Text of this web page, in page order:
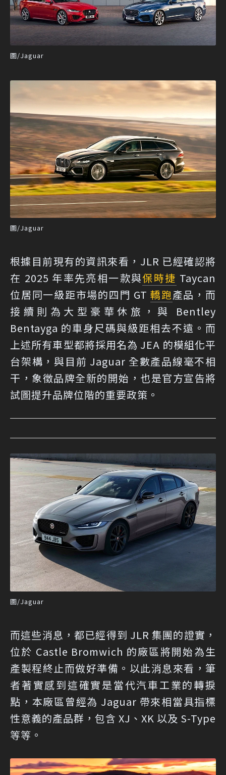
圖/Jaguar
圖/Jaguar
根據目前現有的資訊來看，JLR 已經確認將
在 2025 年率先亮相一款與保時捷 Taycan
位居同一級距市場的四門 GT轎跑產品，而
接續則為大型豪華休旅，與 Bentley
Bentayga 的車身尺碼與級距相去不遠。而
上述所有車型都將採用名為 JEA 的模組化平
台架構，與目前 Jaguar 全數產品線毫不相
干，象徵品牌全新的開始，也是官方宣告將
試圖提升品牌位階的重要政策。
圖/Jaguar
而這些消息，都已經得到 JLR 集團的證實，
位於 Castle Bromwich 的廠區將開始為生
產製程終止而做好準備。以此消息來看，筆
者著實感到這確實是當代汽車工業的轉捩
點，本廠區曾經為 Jaguar 帶來相當具指標
性意義的產品群，包含 XJ、XK 以及 S-Type
等等。